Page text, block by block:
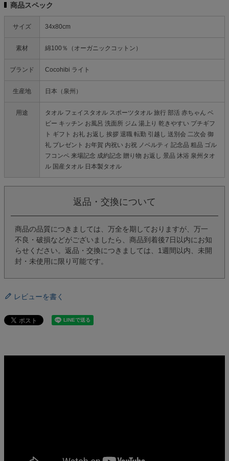
商品スペック
サイズ 34x80cm
素材 綿100％（オーガニックコットン）
ブランド Cocohibi ライト
生産地 日本（泉州）
用途
タオル フェイスタオル スポーツタオル 旅行 部活 赤ちゃん ベ
ビー キッチン お風呂 洗面所 ジム 湯上り 乾きやすい プチギフ
ト ギフト お礼 お返し 挨拶 退職 転勤 引越し 送別会 二次会 御
礼 プレゼント お年賀 内祝い お祝 ノベルティ 記念品 粗品 ゴル
フコンペ 来場記念 成約記念 贈り物 お返し 景品 沐浴 泉州タオ
ル 国産タオル 日本製タオル
返品・交換について
商品の品質につきましては、万全を期しておりますが、万一
不良・破損などがございましたら、商品到着後7日以内にお知
らせください。返品・交換につきましては、1週間以内、未開
封・未使用に限り可能です。
レビューを書く